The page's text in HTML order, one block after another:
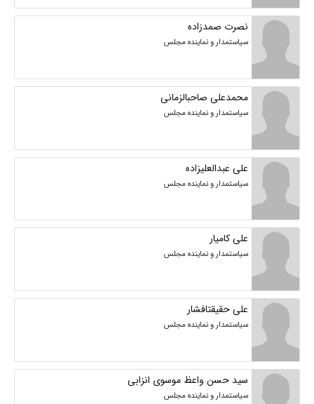
نصرت صمدزاده
سیاستمدار و نماینده مجلس
محمدعلی صاحبالزمانی
سیاستمدار و نماینده مجلس
علی عبدالعلیزاده
سیاستمدار و نماینده مجلس
علی کامیار
سیاستمدار و نماینده مجلس
علی حقیقتافشار
سیاستمدار و نماینده مجلس
سید حسن واعظ موسوی انزابی
سیاستمدار و نماینده مجلس